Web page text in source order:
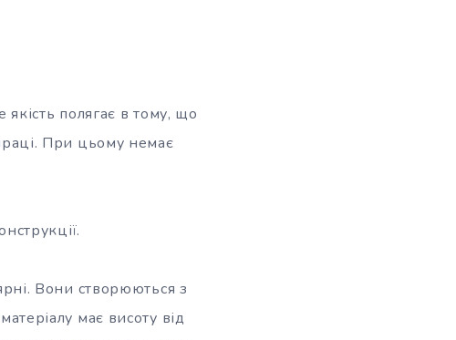
якість полягає в тому, що
При цьому немає
Вони створюються з
має висоту від